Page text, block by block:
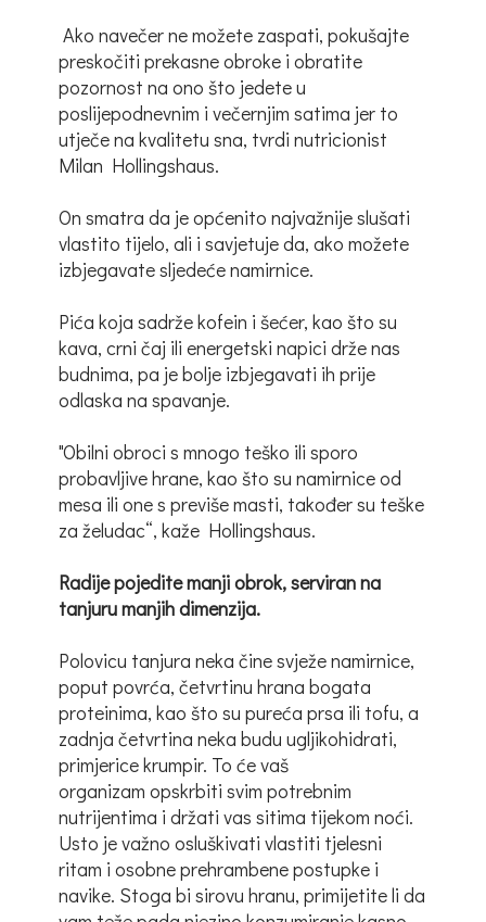
Ako navečer ne možete zaspati, pokušajte
preskočiti prekasne obroke i obratite
pozornost na ono što jedete u
poslijepodnevnim i večernjim satima jer to
utječe na kvalitetu sna, tvrdi nutricionist
Milan Hollingshaus.
On smatra da je općenito najvažnije slušati
vlastito tijelo, ali i savjetuje da, ako možete
izbjegavate sljedeće namirnice.
Pića koja sadrže kofein i šećer, kao što su
kava, crni čaj ili energetski napici drže nas
budnima, pa je bolje izbjegavati ih prije
odlaska na spavanje.
"Obilni obroci s mnogo teško ili sporo
probavljive hrane, kao što su namirnice od
mesa ili one s previše masti, također su teške
za želudac“, kaže Hollingshaus.
Radije pojedite manji obrok, serviran na
tanjuru manjih dimenzija.
Polovicu tanjura neka čine svježe namirnice,
poput povrća, četvrtinu hrana bogata
proteinima, kao što su pureća prsa ili tofu, a
zadnja četvrtina neka budu ugljikohidrati,
primjerice krumpir. To će vaš
organizam opskrbiti svim potrebnim
nutrijentima i držati vas sitima tijekom noći.
Usto je važno osluškivati vlastiti tjelesni
ritam i osobne prehrambene postupke i
navike. Stoga bi sirovu hranu, primijetite li da